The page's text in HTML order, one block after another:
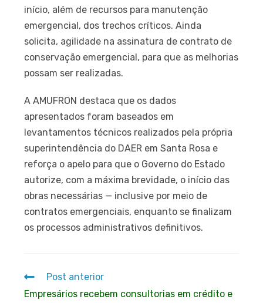
início, além de recursos para manutenção
emergencial, dos trechos críticos. Ainda
solicita, agilidade na assinatura de contrato de
conservação emergencial, para que as melhorias
possam ser realizadas.
A AMUFRON destaca que os dados
apresentados foram baseados em
levantamentos técnicos realizados pela própria
superintendência do DAER em Santa Rosa e
reforça o apelo para que o Governo do Estado
autorize, com a máxima brevidade, o início das
obras necessárias — inclusive por meio de
contratos emergenciais, enquanto se finalizam
os processos administrativos definitivos.
Post anterior
Empresários recebem consultorias em crédito e